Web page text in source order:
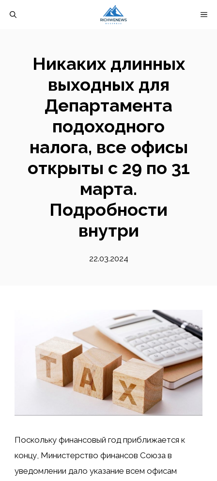
Никаких длинных
выходных для
Департамента
подоходного
налога, все офисы
открыты с 29 по 31
марта.
Подробности
внутри
22.03.2024
Поскольку финансовый год приближается к
концу, Министерство финансов Союза в
уведомлении дало указание всем офисам